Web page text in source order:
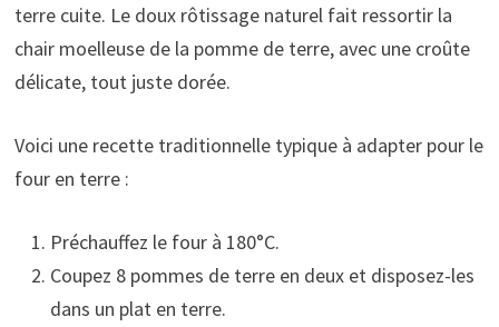
terre cuite. Le doux rôtissage naturel fait ressortir la
chair moelleuse de la pomme de terre, avec une croûte
délicate, tout juste dorée.
Voici une recette traditionnelle typique à adapter pour le
four en terre :
Préchauffez le four à 180°C.
Coupez 8 pommes de terre en deux et disposez-les
dans un plat en terre.